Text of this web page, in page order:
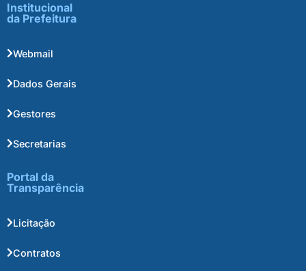
Institucional
da Prefeitura
Webmail
Dados Gerais
Gestores
Secretarias
Portal da
Transparência
Licitação
Contratos